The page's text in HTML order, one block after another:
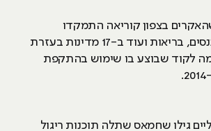
שהאקרים בצפון קוריאה התמקדו
בתשתיות כמו: פיננסים, בריאות ועוד ב-17 מדינות בעזרת
לקוד שבוצע בו שימוש בהתקפת
גילו שחמאס שתלה תוכנות ריגול